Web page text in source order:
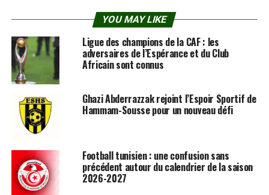
YOU MAY LIKE
Ligue des champions de la CAF : les
adversaires de l’Espérance et du Club
Africain sont connus
Ghazi Abderrazzak rejoint l’Espoir Sportif de
Hammam-Sousse pour un nouveau défi
Football tunisien : une confusion sans
précédent autour du calendrier de la saison
2026-2027